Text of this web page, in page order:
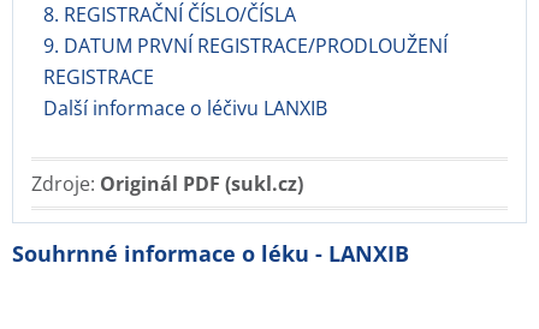
8. REGISTRAČNÍ ČÍSLO/ČÍSLA
9. DATUM PRVNÍ REGISTRACE/PRODLOUŽENÍ
REGISTRACE
Další informace o léčivu LANXIB
Zdroje: Originál PDF (sukl.cz)
Souhrnné informace o léku - LANXIB